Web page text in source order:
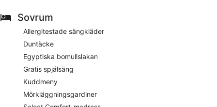
Sovrum
Allergitestade sängkläder
Duntäcke
Egyptiska bomullslakan
Gratis spjälsäng
Kuddmeny
Mörkläggningsgardiner